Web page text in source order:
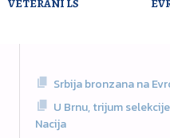
VETERANI LŠ
Srbija bronzana na
U Brnu, trijum
Nacija